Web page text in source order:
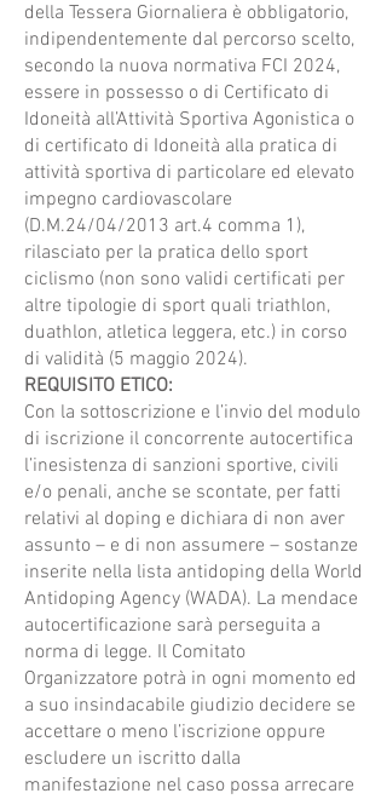
della Tessera Giornaliera è obbligatorio,
indipendentemente dal percorso scelto,
secondo la nuova normativa FCI 2024,
essere in possesso o di Certificato di
Idoneità all’Attività Sportiva Agonistica o
di certificato di Idoneità alla pratica di
attività sportiva di particolare ed elevato
impegno cardiovascolare
(D.M.24/04/2013 art.4 comma 1),
rilasciato per la pratica dello sport
ciclismo (non sono validi certificati per
altre tipologie di sport quali triathlon,
duathlon, atletica leggera, etc.) in corso
di validità (5 maggio 2024).
REQUISITO ETICO:
Con la sottoscrizione e l’invio del modulo
di iscrizione il concorrente autocertifica
l’inesistenza di sanzioni sportive, civili
e/o penali, anche se scontate, per fatti
relativi al doping e dichiara di non aver
assunto – e di non assumere – sostanze
inserite nella lista antidoping della World
Antidoping Agency (WADA). La mendace
autocertificazione sarà perseguita a
norma di legge. Il Comitato
Organizzatore potrà in ogni momento ed
a suo insindacabile giudizio decidere se
accettare o meno l’iscrizione oppure
escludere un iscritto dalla
manifestazione nel caso possa arrecare